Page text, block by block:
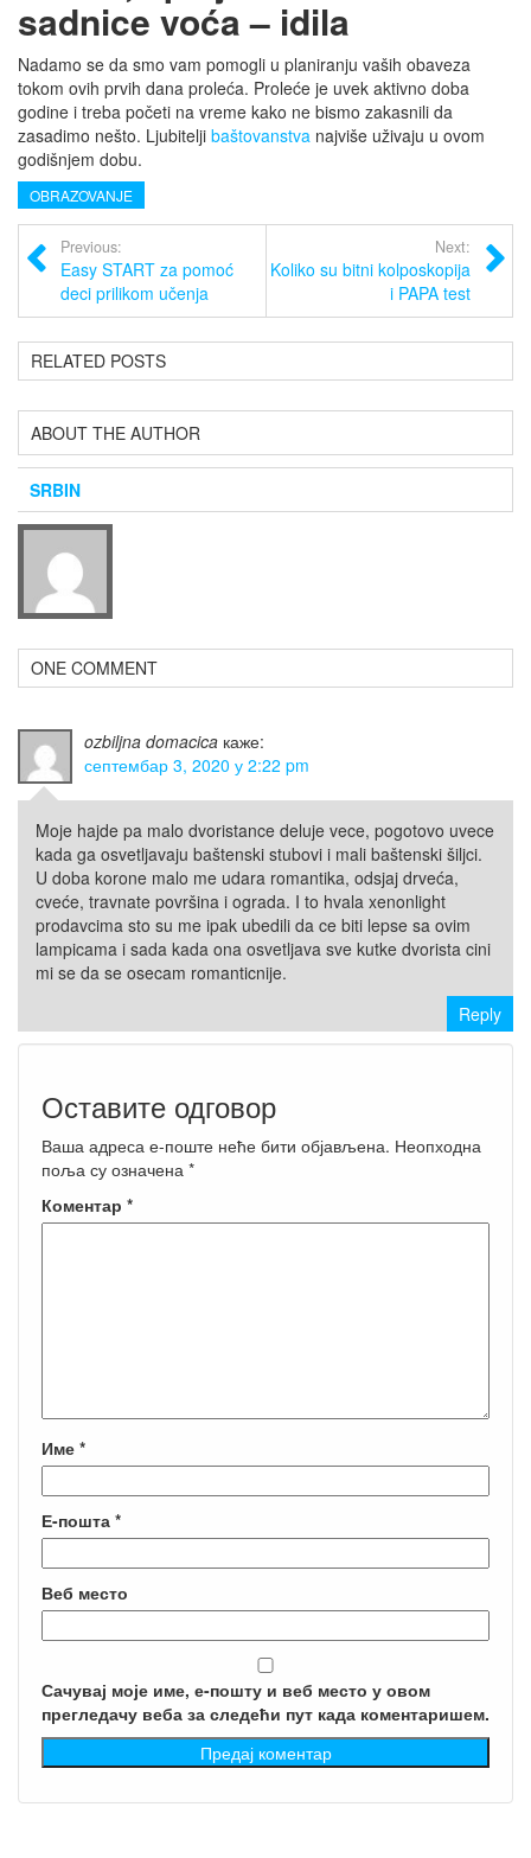
sadnice voća – idila
Nadamo se da smo vam pomogli u planiranju vaših obaveza
tokom ovih prvih dana proleća. Proleće je uvek aktivno doba
godine i treba početi na vreme kako ne bismo zakasnili da
zasadimo nešto. Ljubitelji baštovanstva najviše uživaju u ovom
godišnjem dobu.
OBRAZOVANJE
Previous:
Easy START za pomoć
deci prilikom učenja
Next:
Koliko su bitni kolposkopija
i PAPA test
RELATED POSTS
ABOUT THE AUTHOR
SRBIN
ONE COMMENT
ozbiljna domacica каже:
септембар 3, 2020 у 2:22 pm
Moje hajde pa malo dvoristance deluje vece, pogotovo uvece
kada ga osvetljavaju baštenski stubovi i mali baštenski šiljci.
U doba korone malo me udara romantika, odsjaj drveća,
cveće, travnate površina i ograda. I to hvala xenonlight
prodavcima sto su me ipak ubedili da ce biti lepse sa ovim
lampicama i sada kada ona osvetljava sve kutke dvorista cini
mi se da se osecam romanticnije.
Reply
Оставите одговор
Ваша адреса е-поште неће бити објављена. Неопходна
поља су означена *
Коментар *
Име *
Е-пошта *
Веб место
Сачувај моје име, е-пошту и веб место у овом
прегледачу веба за следећи пут када коментаришем.